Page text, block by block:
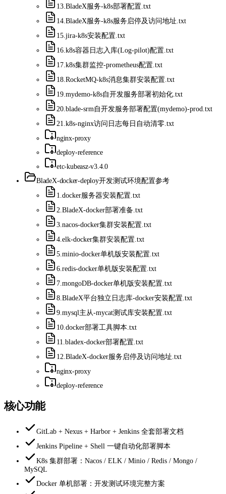
13.BladeX服务-k8s部署配置.txt
14.BladeX服务-k8s服务启停及访问地址.txt
15.jira-k8s安装配置.txt
16.k8s容器日志入库(Log-pilot)配置.txt
17.k8s集群监控-prometheus配置.txt
18.RocketMQ-k8s消息集群安装配置.txt
19.mydemo-k8s自开发服务部署初始化.txt
20.blade-srm自开发服务部署配置(mydemo)-prod.txt
21.k8s-nginx访问日志每日自动清零.txt
nginx-proxy
deploy-reference
etc-kubeasz-v3.4.0
BladeX-docker-deploy开发测试环境配置参考
1.docker服务器安装配置.txt
2.BladeX-docker部署准备.txt
3.nacos-docker集群安装配置.txt
4.elk-docker集群安装配置.txt
5.minio-docker单机版安装配置.txt
6.redis-docker单机版安装配置.txt
7.mongoDB-docker单机版安装配置.txt
8.BladeX平台独立日志库-docker安装配置.txt
9.mysql主从-mycat测试库安装配置.txt
10.docker部署工具脚本.txt
11.bladex-docker部署配置.txt
12.BladeX-docker服务启停及访问地址.txt
nginx-proxy
deploy-reference
核心功能
GitLab + Nexus + Harbor + Jenkins 全套部署文档
Jenkins Pipeline + Shell 一键自动化部署脚本
K8s 集群部署：Nacos / ELK / Minio / Redis / Mongo /
MySQL
Docker 单机部署：开发测试环境完整方案